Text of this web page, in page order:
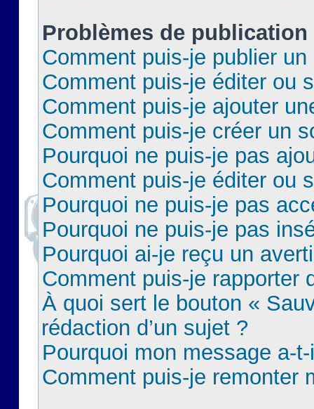
Problèmes de publication
Comment puis-je publier
Comment puis-je éditer ou
Comment puis-je ajouter
Comment puis-je créer un
Pourquoi ne puis-je pas
Comment puis-je éditer ou
Pourquoi ne puis-je pas
Pourquoi ne puis-je pas
Pourquoi ai-je reçu un
Comment puis-je rapporter
À quoi sert le bouton «
rédaction d’un sujet ?
Pourquoi mon message a-
Comment puis-je remonter